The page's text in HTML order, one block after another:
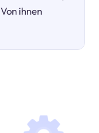
ihnen